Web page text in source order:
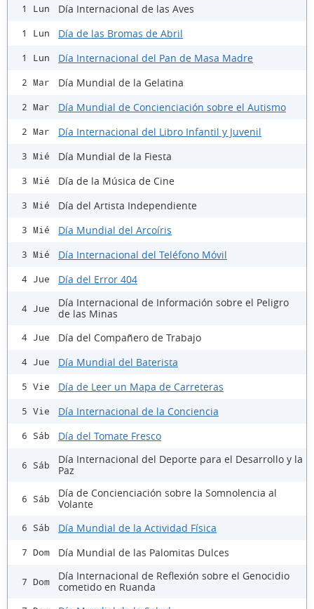
1 Lun Día Internacional de las Aves
1 Lun Día de las Bromas de Abril
1 Lun Día Internacional del Pan de Masa Madre
2 Mar Día Mundial de la Gelatina
2 Mar Día Mundial de Concienciación sobre el Autismo
2 Mar Día Internacional del Libro Infantil y Juvenil
3 Mié Día Mundial de la Fiesta
3 Mié Día de la Música de Cine
3 Mié Día del Artista Independiente
3 Mié Día Mundial del Arcoíris
3 Mié Día Internacional del Teléfono Móvil
4 Jue Día del Error 404
4 Jue
Día Internacional de Información sobre el Peligro
de las Minas
4 Jue Día del Compañero de Trabajo
4 Jue Día Mundial del Baterista
5 Vie Día de Leer un Mapa de Carreteras
5 Vie Día Internacional de la Conciencia
6 Sáb Día del Tomate Fresco
6 Sáb
Día Internacional del Deporte para el Desarrollo y la
Paz
6 Sáb
Día de Concienciación sobre la Somnolencia al
Volante
6 Sáb Día Mundial de la Actividad Física
7 Dom Día Mundial de las Palomitas Dulces
7 Dom
Día Internacional de Reflexión sobre el Genocidio
cometido en Ruanda